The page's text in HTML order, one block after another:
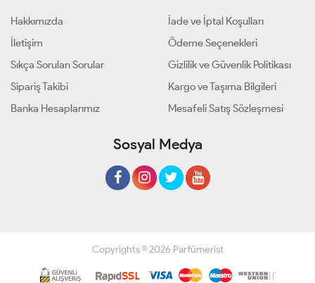
Hakkımızda
İletişim
Sıkça Sorulan Sorular
Sipariş Takibi
Banka Hesaplarımız
İade ve İptal Koşulları
Ödeme Seçenekleri
Gizlilik ve Güvenlik Politikası
Kargo ve Taşıma Bilgileri
Mesafeli Satış Sözleşmesi
Sosyal Medya
Copyrights © 2026 Parfümerist